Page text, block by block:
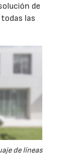
de
las
de líneas